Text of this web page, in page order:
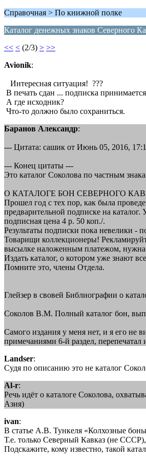
Справочная > По книжной полке
Каталог денежных знаков Северного
<< < (2/3) > >>
Avionik:
Интересная ситуация! ???
В печать сдан ... подписка
А где исходник?
Что-то должно было сохраниться.
Баранов Александр:
--- Цитата: сашик от Июнь 05, 2016,
--- Конец цитаты ---
Это каталог Соколова по частным
О КАТАЛОГЕ БОН СЕВЕРНОГО
Прошел год с тех пор, как была
предварительной подписке на
подписная цена 4 р. 50 коп./.
Результаты подписки пока невелики -
Товарищи коллекционеры!
высылке наложенным платежом,
Издать каталог, о котором уже знают
Помните это, члены Отдела.
Глейзер в свовей Библиографии о
Соколов В.М. Полный каталог бон,
Самого издания у меня нет, и я его не
примечаниями 6-й раздел,
Landser:
Судя по описанию это не каталог
Al-r:
Речь идёт о каталоге Соколова,
Азия)
ivan:
В статье А.В. Тункеля «Колхозные
Т.е. только Северный Кавказ (не
Подскажите, кому известно, такой